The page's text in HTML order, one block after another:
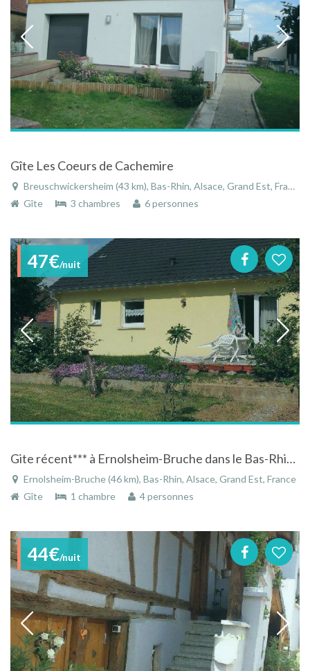
Gîte Les Coeurs de Cachemire
Breuschwickersheim (43 km), Bas-Rhin, Alsace, Grand Est, France
Gîte
3 chambres 6 personnes
47€/nuit
Gite récent*** à Ernolsheim-Bruche dans le Bas-Rhin en Alsace
Ernolsheim-Bruche (46 km), Bas-Rhin, Alsace, Grand Est, France
Gîte
1 chambre 4 personnes
44€/nuit